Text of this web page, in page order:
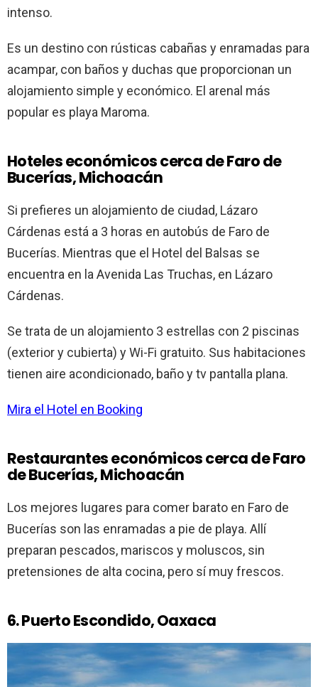
intenso.
Es un destino con rústicas cabañas y enramadas para
acampar, con baños y duchas que proporcionan un
alojamiento simple y económico. El arenal más
popular es playa Maroma.
Hoteles económicos cerca de Faro de
Bucerías, Michoacán
Si prefieres un alojamiento de ciudad, Lázaro
Cárdenas está a 3 horas en autobús de Faro de
Bucerías. Mientras que el Hotel del Balsas se
encuentra en la Avenida Las Truchas, en Lázaro
Cárdenas.
Se trata de un alojamiento 3 estrellas con 2 piscinas
(exterior y cubierta) y Wi-Fi gratuito. Sus habitaciones
tienen aire acondicionado, baño y tv pantalla plana.
Mira el Hotel en Booking
Restaurantes económicos cerca de Faro
de Bucerías, Michoacán
Los mejores lugares para comer barato en Faro de
Bucerías son las enramadas a pie de playa. Allí
preparan pescados, mariscos y moluscos, sin
pretensiones de alta cocina, pero sí muy frescos.
6. Puerto Escondido, Oaxaca